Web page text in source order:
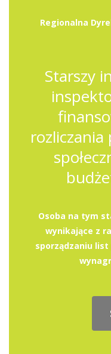
Regionalna
Starszy
rozliczania
Osoba na tym
wynikające z
sporządzaniu list